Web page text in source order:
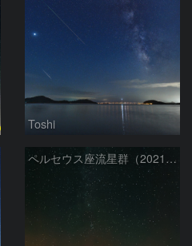
Toshi
ペルセウス座流星群（2021-08-12）